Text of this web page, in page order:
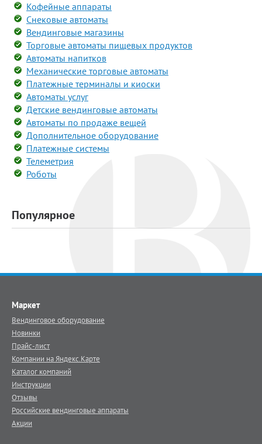
Кофейные аппараты
Снековые автоматы
Вендинговые магазины
Торговые автоматы пищевых продуктов
Автоматы напитков
Механические торговые автоматы
Платежные терминалы и киоски
Автоматы услуг
Детские вендинговые автоматы
Автоматы по продаже вещей
Дополнительное оборудование
Платежные системы
Телеметрия
Роботы
Популярное
Маркет
Вендинговое оборудование
Новинки
Прайс-лист
Компании на Яндекс.Карте
Каталог компаний
Инструкции
Отзывы
Российские вендинговые аппараты
Акции